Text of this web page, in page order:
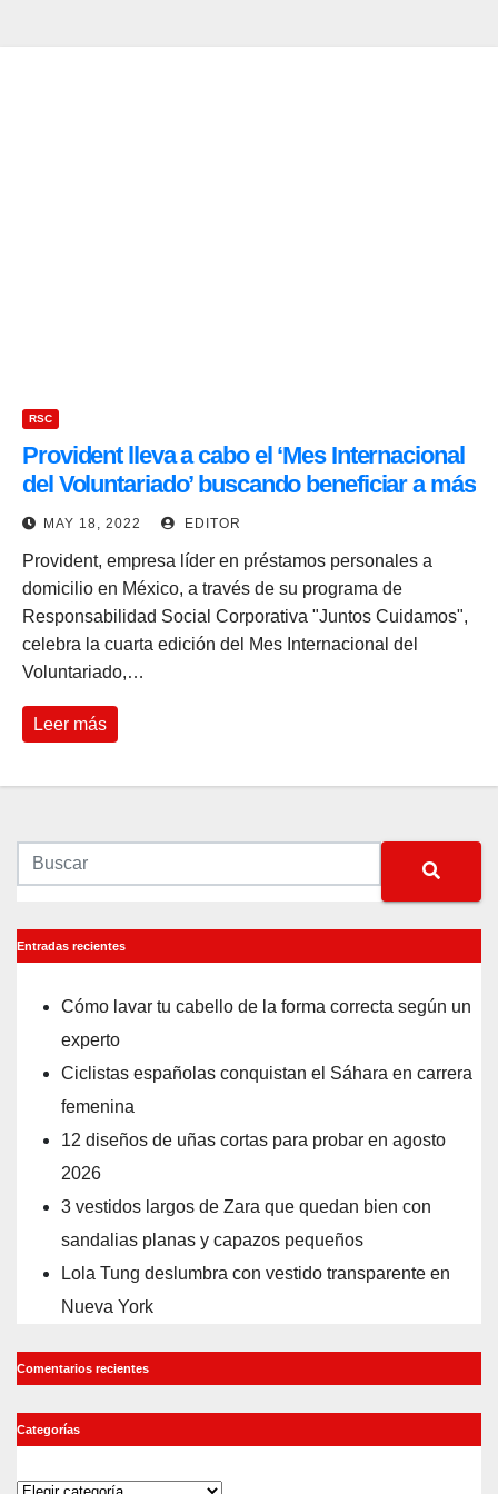
RSC
Provident lleva a cabo el ‘Mes Internacional
del Voluntariado’ buscando beneficiar a más
de 10,000 personas en México
MAY 18, 2022 EDITOR
Provident, empresa líder en préstamos personales a
domicilio en México, a través de su programa de
Responsabilidad Social Corporativa "Juntos Cuidamos",
celebra la cuarta edición del Mes Internacional del
Voluntariado,…
Leer más
Entradas recientes
Cómo lavar tu cabello de la forma correcta según un
experto
Ciclistas españolas conquistan el Sáhara en carrera
femenina
12 diseños de uñas cortas para probar en agosto
2026
3 vestidos largos de Zara que quedan bien con
sandalias planas y capazos pequeños
Lola Tung deslumbra con vestido transparente en
Nueva York
Comentarios recientes
Categorías
Categorías